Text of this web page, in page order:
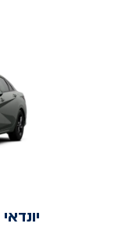
יונדאי